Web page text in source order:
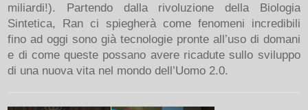
miliardi!). Partendo dalla rivoluzione della Biologia
Sintetica, Ran ci spiegherà come fenomeni incredibili
fino ad oggi sono già tecnologie pronte all’uso di domani
e di come queste possano avere ricadute sullo sviluppo
di una nuova vita nel mondo dell’Uomo 2.0.